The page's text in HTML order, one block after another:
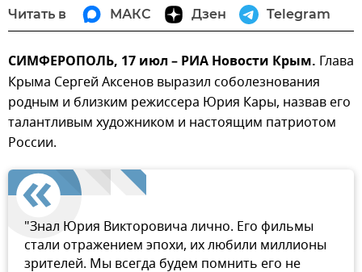
Читать в МАКС Дзен Telegram
СИМФЕРОПОЛЬ, 17 июл – РИА Новости Крым. Глава
Крыма Сергей Аксенов выразил соболезнования
родным и близким режиссера Юрия Кары, назвав его
талантливым художником и настоящим патриотом
России.
"Знал Юрия Викторовича лично. Его фильмы
стали отражением эпохи, их любили миллионы
зрителей. Мы всегда будем помнить его не